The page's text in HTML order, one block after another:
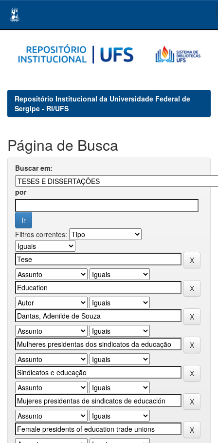
navigation
Repositório Institucional da Universidade Federal de
Sergipe - RI/UFS
Página de Busca
Buscar em:
por
Filtros correntes: